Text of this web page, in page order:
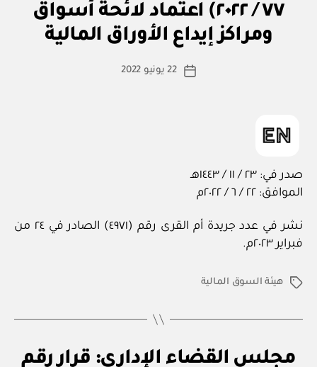
٧٧ / ٢٠٢٢) اعتماد لائحة أسواق
ومراكز إيداع الأوراق المالية
كاتب
بو
ا
س
ة
تاريخ
22 يونيو 2022
صدر في: ٢٣ / ١١ / ١٤٤٣هـ
الموافق: ٢٢ / ٦ / ٢٠٢٢م
نشر في عدد جريدة أم القرى رقم (٤٩٧١) الصادر في ٢٤ من
فبراير ٢٠٢٣م.
الوسومهيئة السوق المالية
التصنيفات
مجلس القضاء الإداري: قرار رقم